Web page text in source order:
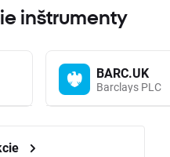
inštrumenty
BARC.UK
Barclays PLC